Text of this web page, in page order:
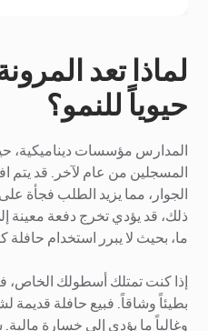
لماذا تعد
حيوياً للنمو؟
المدارس مؤسسات ديناميكية،
المسجلين من عام لآخر. قد يتم
الجوار، مما يزيد الطلب فجأة
ذلك، قد يؤدي تخرج دفعة معينة
ما، بحيث لا يبرر استخدام حافلة
إذا كنت تمتلك أسطولك الخاص،
بطيئاً وشاقاً. فبيع حافلة قديمة
وغالباً ما يؤدي إلى خسارة